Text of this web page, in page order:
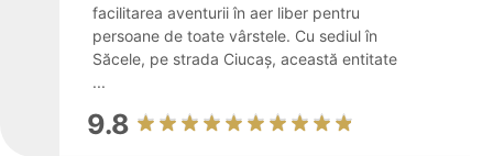
facilitarea aventurii în aer liber pentru
persoane de toate vârstele. Cu sediul în
Săcele, pe strada Ciucaș, această entitate
...
9.8